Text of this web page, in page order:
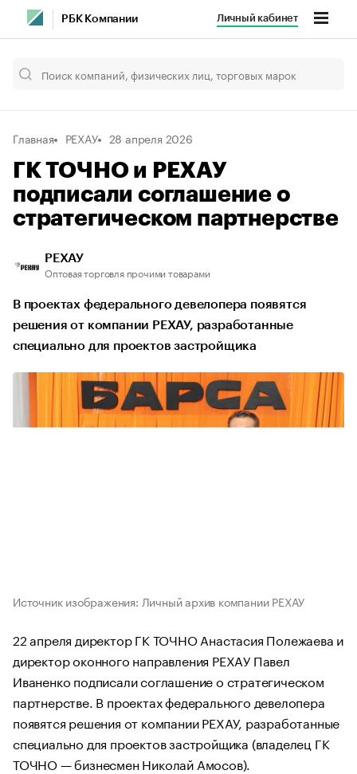
РБК Компании Личный кабинет
Главная РЕХАУ 28 апреля 2026
ГК ТОЧНО и РЕХАУ
подписали соглашение о
стратегическом партнерстве
РЕХАУ
Оптовая торговля прочими товарами
В проектах федерального девелопера появятся
решения от компании РЕХАУ, разработанные
специально для проектов застройщика
Источник изображения: Личный архив компании РЕХАУ
22 апреля директор ГК ТОЧНО Анастасия Полежаева и
директор оконного направления РЕХАУ Павел
Иваненко подписали соглашение о стратегическом
партнерстве. В проектах федерального девелопера
появятся решения от компании РЕХАУ, разработанные
специально для проектов застройщика (владелец ГК
ТОЧНО — бизнесмен Николай Амосов).